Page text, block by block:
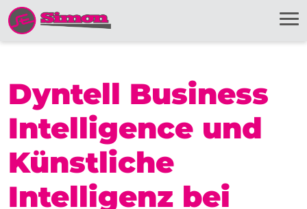
Dyntell Business
Intelligence und
Künstliche
Intelligenz bei